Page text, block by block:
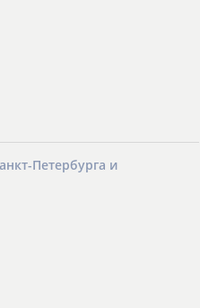
Петербурга и